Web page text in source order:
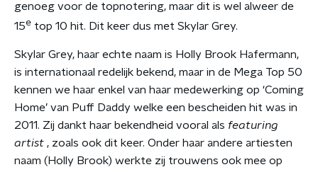
genoeg voor de topnotering, maar dit is wel alweer de
15e top 10 hit. Dit keer dus met Skylar Grey.
Skylar Grey, haar echte naam is Holly Brook Hafermann,
is internationaal redelijk bekend, maar in de Mega Top 50
kennen we haar enkel van haar medewerking op ‘Coming
Home’ van Puff Daddy welke een bescheiden hit was in
2011. Zij dankt haar bekendheid vooral als featuring
artist , zoals ook dit keer. Onder haar andere artiesten
naam (Holly Brook) werkte zij trouwens ook mee op